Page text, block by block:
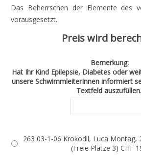
Das Beherrschen der Elemente des
vorausgesetzt.
Preis wird
Bemerkung:
Hat Ihr Kind Epilepsie, Diabetes oder
unsere SchwimmleiterInnen informiert
Textfeld auszufüllen.
263 03-1-06 Krokodil, Luca Montag,
(Freie Plätze 3) CHF